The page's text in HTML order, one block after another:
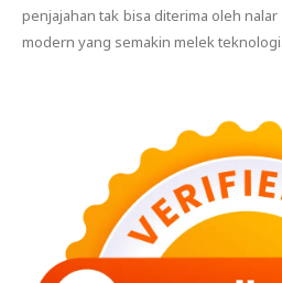
penjajahan tak bisa diterima oleh
modern yang semakin melek